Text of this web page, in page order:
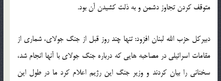
متوقف کردن تجاوز دشمن و به ذلت کشیدن آن بود.‬
دبیرکل حزب الله لبنان افزود: تنها چند روز قبل از جنگ جولای، شماری از
مقامات اسرائیلی در مصاحبه هایی که درباره جنگ جولای با آنها انجام شد،
سخنانی را بیان کردند و وزیر جنگ این رژیم اعلام کرد ما در طول این